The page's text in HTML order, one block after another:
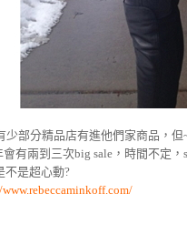
少部分精品店有進他們家商品，
有兩到三次big sale，時間不定
不是超心動?